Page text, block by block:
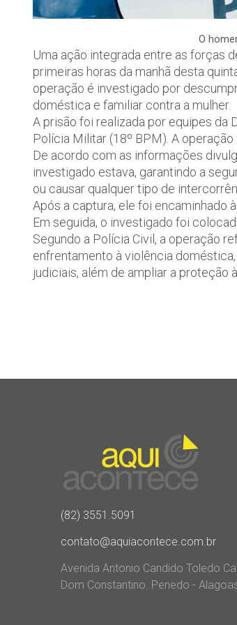
O
Uma ação integrada entre as forças
primeiras horas da manhã desta
operação é investigado por
doméstica e familiar contra a mulher.
A prisão foi realizada por equipes da
Polícia Militar (18º BPM). A
De acordo com as informações
investigado estava, garantindo a
ou causar qualquer tipo de
Após a captura, ele foi encaminhado
Em seguida, o investigado foi
Segundo a Polícia Civil, a operação
enfrentamento à violência
judiciais, além de ampliar a proteção
(82) 3551.5091
contato@aquiacontece.com.br
Avenida Antonio Candido Toledo
Dom Constantino. Penedo -